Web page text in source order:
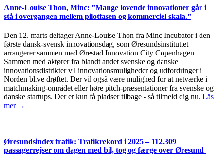
Anne-Louise Thon, Minc: ”Mange lovende innovationer går i
stå i overgangen mellem pilotfasen og kommerciel skala.”
Den 12. marts deltager Anne-Louise Thon fra Minc Incubator i den
første dansk-svensk innovationsdag, som Øresundsinstituttet
arrangerer sammen med Ørestad Innovation City Copenhagen.
Sammen med aktører fra blandt andet svenske og danske
innovationsdistrikter vil innovationsmuligheder og udfordringer i
Norden blive drøftet. Der vil også være mulighed for at netværke i
matchmaking-området eller høre pitch-præsentationer fra svenske og
danske startups. Der er kun få pladser tilbage - så tilmeld dig nu. Läs
mer →
Øresundsindex trafik: Trafikrekord i 2025 – 112.309
passagerrejser om dagen med bil, tog og færge over Øresund